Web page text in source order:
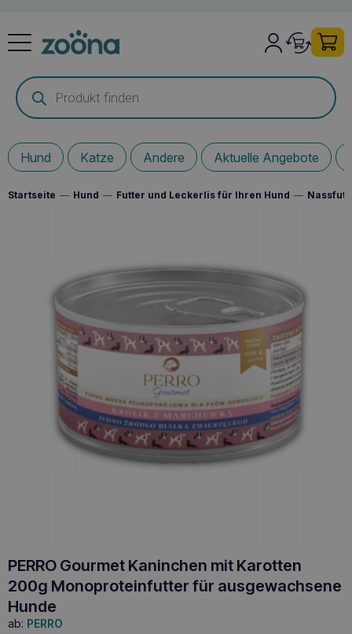
Products
search
Hund Katze Andere Aktuelle Angebote
Startseite — Hund — Futter und Leckerlis für Ihren Hund —
PERRO Gourmet Kaninchen mit Karotten
200g Monoproteinfutter für ausgewachsene
Hunde
ab: PERRO